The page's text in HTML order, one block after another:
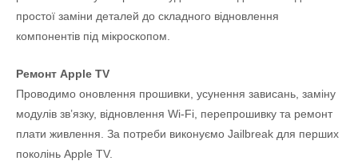
простої заміни деталей до складного відновлення
компонентів під мікроскопом.
Ремонт Apple TV
Проводимо оновлення прошивки, усунення зависань, заміну
модулів зв’язку, відновлення Wi-Fi, перепрошивку та ремонт
плати живлення. За потреби виконуємо Jailbreak для перших
поколінь Apple TV.